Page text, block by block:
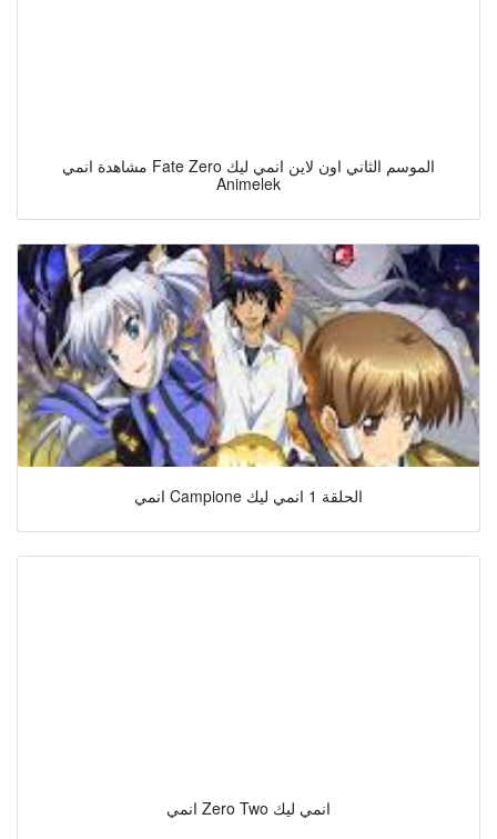
مشاهدة انمي Fate Zero الموسم الثاني اون لاين انمي ليك
Animelek
انمي Campione الحلقة 1 انمي ليك
انمي Zero Two انمي ليك